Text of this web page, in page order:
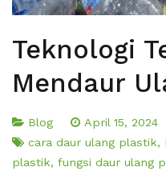
Teknologi
Mendaur
Blog
April 15, 2024
cara daur ulang plastik,
plastik, fungsi daur ulang